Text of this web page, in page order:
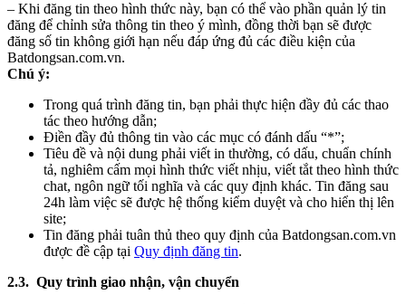
– Khi đăng tin theo hình thức này, bạn có thể vào phần quản lý tin
đăng để chỉnh sửa thông tin theo ý mình, đồng thời bạn sẽ được
đăng số tin không giới hạn nếu đáp ứng đủ các điều kiện của
Batdongsan.com.vn.
Chú ý:
Trong quá trình đăng tin, bạn phải thực hiện đầy đủ các thao
tác theo hướng dẫn;
Điền đầy đủ thông tin vào các mục có đánh dấu “*”;
Tiêu đề và nội dung phải viết in thường, có dấu, chuẩn chính
tả, nghiêm cấm mọi hình thức viết nhịu, viết tắt theo hình thức
chat, ngôn ngữ tối nghĩa và các quy định khác. Tin đăng sau
24h làm việc sẽ được hệ thống kiểm duyệt và cho hiển thị lên
site;
Tin đăng phải tuân thủ theo quy định của Batdongsan.com.vn
được đề cập tại Quy định đăng tin.
2.3. Quy trình giao nhận, vận chuyển